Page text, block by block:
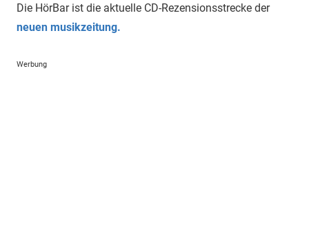
Die HörBar ist die aktuelle CD-Rezensionsstrecke der
neuen musikzeitung.
Werbung